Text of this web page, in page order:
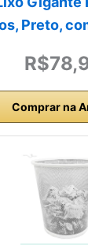
Preto,
Comprar na